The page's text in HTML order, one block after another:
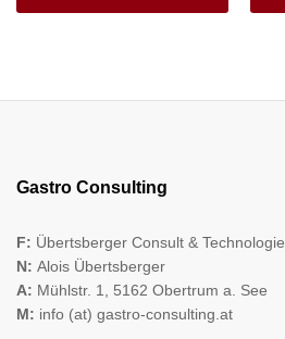
Gastro Consulting
F: Übertsberger Consult & Technologie
N: Alois Übertsberger
A: Mühlstr. 1, 5162 Obertrum a. See
M: info (at) gastro-consulting.at